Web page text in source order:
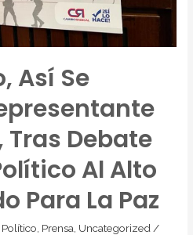
Así Se
Debate
Al Alto
Para La Paz
Prensa Uncategorized /